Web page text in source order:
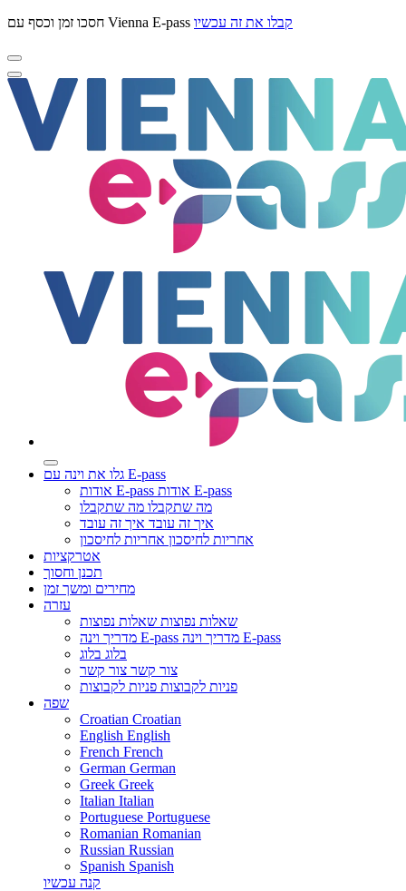
חסכו זמן וכסף עם Vienna E-pass קבלו את זה עכשיו
גלו את וינה עם E-pass
אודות E-pass
אודות E-pass
מה שתקבלו מה שתקבלו
איך זה עובד איך זה עובד
אחריות לחיסכון אחריות לחיסכון
אטרקציות
תכנן וחסוך
מחירים ומשך זמן
עזרה
שאלות נפוצות שאלות נפוצות
מדריך וינה E-pass
מדריך וינה E-pass
בלוג בלוג
צור קשר צור קשר
פניות לקבוצות פניות לקבוצות
שפה
Croatian Croatian
English English
French French
German German
Greek Greek
Italian Italian
Portuguese Portuguese
Romanian Romanian
Russian Russian
Spanish Spanish
קנה עכשיו